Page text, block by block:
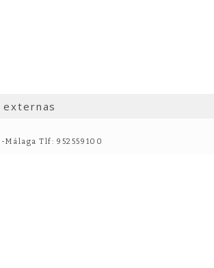
externas
Tlf: 952559100